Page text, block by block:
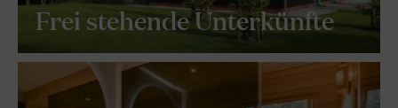
Frei stehende Unterkünfte